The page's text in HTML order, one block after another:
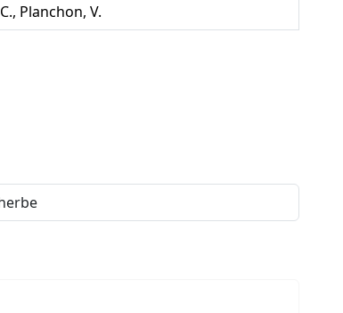
Planchon, V.